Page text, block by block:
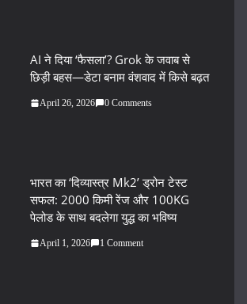
AI ने दिया ‘फैसला’? Grok के जवाब से
छिड़ी बहस—डेटा बनाम वंशवाद में किसे बढ़त
April 26, 2026 0 Comments
भारत का ‘दिव्यास्त्र Mk2’ ड्रोन टेस्ट
सफल: 2000 किमी रेंज और 100KG
पेलोड के साथ बदलेगा युद्ध का भविष्य
April 1, 2026 1 Comment